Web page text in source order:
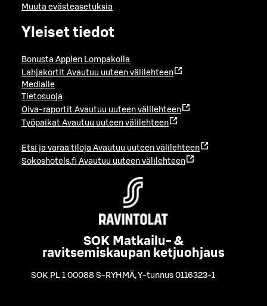
Muuta evästeasetuksia
Yleiset tiedot
Bonusta Applen Lompakolla
Lahjakortit Avautuu uuteen välilehteen
Medialle
Tietosuoja
Oiva-raportit Avautuu uuteen välilehteen
Työpaikat Avautuu uuteen välilehteen
Etsi ja varaa tiloja Avautuu uuteen välilehteen
Sokoshotels.fi Avautuu uuteen välilehteen
SOK Matkailu- &
ravitsemiskaupan ketjuohjaus
SOK PL 1 00088 S-RYHMÄ,Y-tunnus 0116323-1